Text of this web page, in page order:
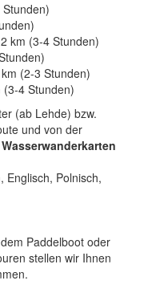
km (3-4 Stunden)
(2-3 Stunden)
4 Stunden)
(ab Lehde) bzw.
und von der
Wasserwanderkarten
Englisch, Polnisch,
Paddelboot oder
stellen wir Ihnen